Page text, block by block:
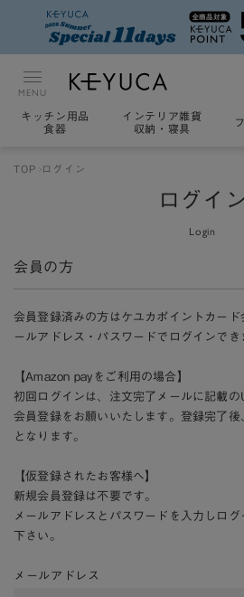
MENU
キッチン用品
食器
インテリア雑貨
収納・寝具
TOP ログイン
ログイン
Login
会員の方
会員登録済みの方はケユカポイントカード
ールアドレス・パスワードでログインでき
【Amazon payをご利用の場合】
初回ログインは、注文完了メールに記載の
会員登録をお願いいたします。登録完了
となります。
【仮登録されたお客様へ】
新規会員登録は不要です。
メールアドレスとパスワードを入力しロ
下さい。
メールアドレス